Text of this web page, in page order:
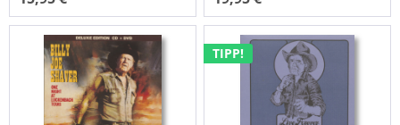
TIPP!